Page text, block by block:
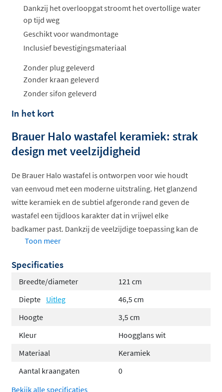
Dankzij het overloopgat stroomt het overtollige water
op tijd weg
Geschikt voor wandmontage
Inclusief bevestigingsmateriaal
Zonder plug geleverd
Zonder kraan geleverd
Zonder sifon geleverd
In het kort
Brauer Halo wastafel keramiek: strak
design met veelzijdigheid
De Brauer Halo wastafel is ontworpen voor wie houdt
van eenvoud met een moderne uitstraling. Het glanzend
witte keramiek en de subtiel afgeronde rand geven de
wastafel een tijdloos karakter dat in vrijwel elke
badkamer past. Dankzij de veelzijdige toepassing kan de
Halo zowel vrijhangend aan de wand als geplaatst op
Sterk en onderhoudsvriendelijk
De wastafel is vervaardigd uit hoogwaardig keramiek,
een hard en slijtvast materiaal dat bestand is tegen
vuil en water intrekken, waardoor de wastafel altijd
hygiënisch en makkelijk schoon te houden is.
Belangrijkste eigenschappen
Toon meer
Specificaties
Breedte/diameter
121 cm
Diepte Uitleg
46,5 cm
Hoogte
3,5 cm
Kleur
Hoogglans wit
Materiaal
Keramiek
Aantal kraangaten
0
Bekijk alle specificaties